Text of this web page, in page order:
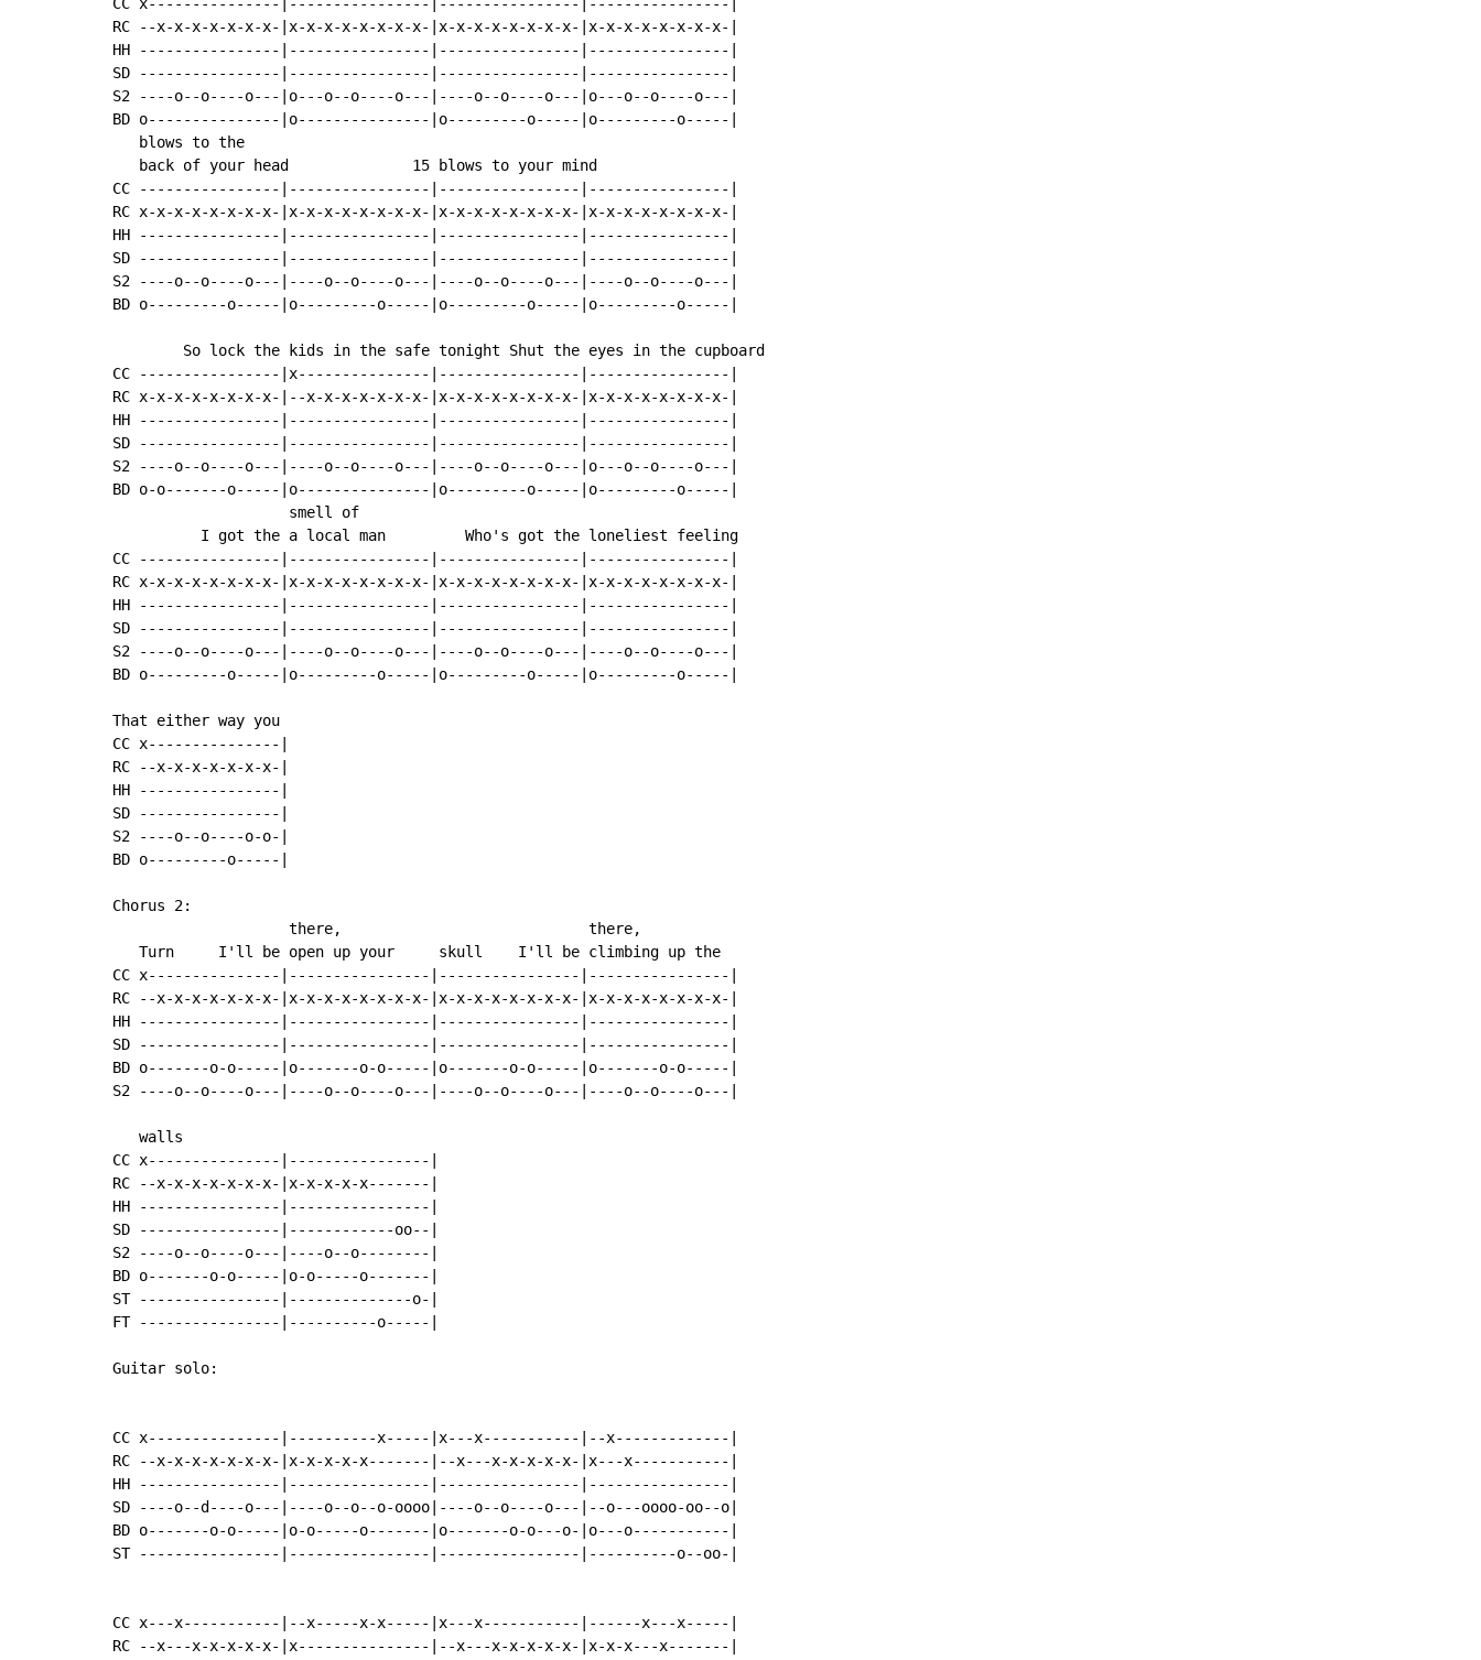
CC x---------------|----------------|----------------|----------------|
RC --x-x-x-x-x-x-x-|x-x-x-x-x-x-x-x-|x-x-x-x-x-x-x-x-|x-x-x-x-x-x-x-x-|
HH ----------------|----------------|----------------|----------------|
SD ----------------|----------------|----------------|----------------|
S2 ----o--o----o---|o---o--o----o---|----o--o----o---|o---o--o----o---|
BD o---------------|o---------------|o---------o-----|o---------o-----|
   blows to the
   back of your head              15 blows to your mind
CC ----------------|----------------|----------------|----------------|
RC x-x-x-x-x-x-x-x-|x-x-x-x-x-x-x-x-|x-x-x-x-x-x-x-x-|x-x-x-x-x-x-x-x-|
HH ----------------|----------------|----------------|----------------|
SD ----------------|----------------|----------------|----------------|
S2 ----o--o----o---|----o--o----o---|----o--o----o---|----o--o----o---|
BD o---------o-----|o---------o-----|o---------o-----|o---------o-----|
        So lock the kids in the safe tonight Shut the eyes in the cupboard
CC ----------------|x---------------|----------------|----------------|
RC x-x-x-x-x-x-x-x-|--x-x-x-x-x-x-x-|x-x-x-x-x-x-x-x-|x-x-x-x-x-x-x-x-|
HH ----------------|----------------|----------------|----------------|
SD ----------------|----------------|----------------|----------------|
S2 ----o--o----o---|----o--o----o---|----o--o----o---|o---o--o----o---|
BD o-o-------o-----|o---------------|o---------o-----|o---------o-----|
                    smell of
          I got the a local man         Who's got the loneliest feeling
CC ----------------|----------------|----------------|----------------|
RC x-x-x-x-x-x-x-x-|x-x-x-x-x-x-x-x-|x-x-x-x-x-x-x-x-|x-x-x-x-x-x-x-x-|
HH ----------------|----------------|----------------|----------------|
SD ----------------|----------------|----------------|----------------|
S2 ----o--o----o---|----o--o----o---|----o--o----o---|----o--o----o---|
BD o---------o-----|o---------o-----|o---------o-----|o---------o-----|
That either way you
CC x---------------|
RC --x-x-x-x-x-x-x-|
HH ----------------|
SD ----------------|
S2 ----o--o----o-o-|
BD o---------o-----|
Chorus 2:
                    there,                            there,
   Turn     I'll be open up your     skull    I'll be climbing up the
CC x---------------|----------------|----------------|----------------|
RC --x-x-x-x-x-x-x-|x-x-x-x-x-x-x-x-|x-x-x-x-x-x-x-x-|x-x-x-x-x-x-x-x-|
HH ----------------|----------------|----------------|----------------|
SD ----------------|----------------|----------------|----------------|
BD o-------o-o-----|o-------o-o-----|o-------o-o-----|o-------o-o-----|
S2 ----o--o----o---|----o--o----o---|----o--o----o---|----o--o----o---|
   walls
CC x---------------|----------------|
RC --x-x-x-x-x-x-x-|x-x-x-x-x-------|
HH ----------------|----------------|
SD ----------------|------------oo--|
S2 ----o--o----o---|----o--o--------|
BD o-------o-o-----|o-o-----o-------|
ST ----------------|--------------o-|
FT ----------------|----------o-----|
Guitar solo:
CC x---------------|----------x-----|x---x-----------|--x-------------|
RC --x-x-x-x-x-x-x-|x-x-x-x-x-------|--x---x-x-x-x-x-|x---x-----------|
HH ----------------|----------------|----------------|----------------|
SD ----o--d----o---|----o--o--o-oooo|----o--o----o---|--o---oooo-oo--o|
BD o-------o-o-----|o-o-----o-------|o-------o-o---o-|o---o-----------|
ST ----------------|----------------|----------------|----------o--oo-|
CC x---x-----------|--x-----x-x-----|x---x-----------|------x---x-----|
RC --x---x-x-x-x-x-|x---------------|--x---x-x-x-x-x-|x-x-x---x-------|